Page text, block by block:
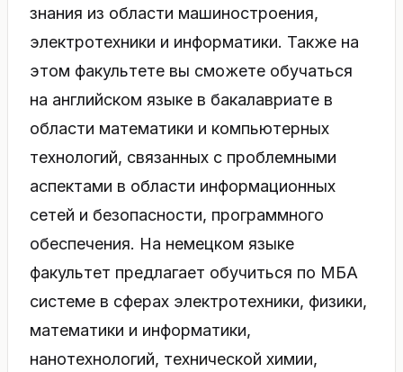
знания из области машиностроения,
электротехники и информатики. Также на
этом факультете вы сможете обучаться
на английском языке в бакалавриате в
области математики и компьютерных
технологий, связанных с проблемными
аспектами в области информационных
сетей и безопасности, программного
обеспечения. На немецком языке
факультет предлагает обучиться по МБА
системе в сферах электротехники, физики,
математики и информатики,
нанотехнологий, технической химии,